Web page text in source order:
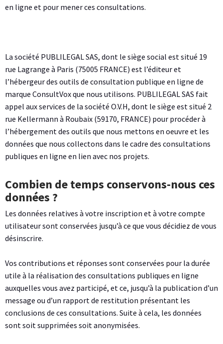
en ligne et pour mener ces consultations.
La société PUBLILEGAL SAS, dont le siège social est situé 19
rue Lagrange à Paris (75005 FRANCE) est l’éditeur et
l’hébergeur des outils de consultation publique en ligne de
marque ConsultVox que nous utilisons. PUBLILEGAL SAS fait
appel aux services de la société O.V.H, dont le siège est situé 2
rue Kellermann à Roubaix (59170, FRANCE) pour procéder à
l’hébergement des outils que nous mettons en oeuvre et les
données que nous collectons dans le cadre des consultations
publiques en ligne en lien avec nos projets.
Combien de temps conservons-nous ces
données ?
Les données relatives à votre inscription et à votre compte
utilisateur sont conservées jusqu’à ce que vous décidiez de vous
désinscrire.
Vos contributions et réponses sont conservées pour la durée
utile à la réalisation des consultations publiques en ligne
auxquelles vous avez participé, et ce, jusqu’à la publication d’un
message ou d’un rapport de restitution présentant les
conclusions de ces consultations. Suite à cela, les données
sont soit supprimées soit anonymisées.